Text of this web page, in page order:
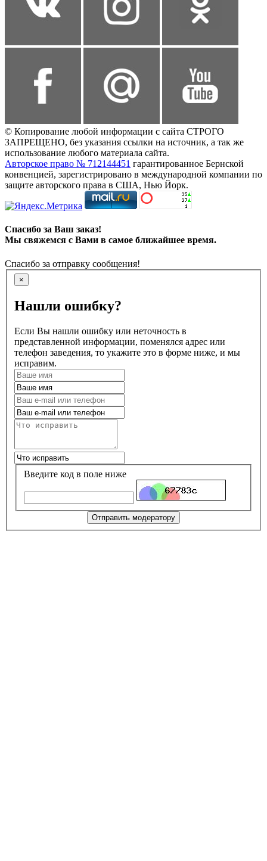
© Копирование любой информации с сайта СТРОГО
ЗАПРЕЩЕНО, без указания ссылки на источник, а так же
использование любого материала сайта.
Авторское право № 712144451 гарантированное Бернской
конвенцией, зарегистрировано в международной компании по
защите авторского права в США, Нью Йорк.
Спасибо за Ваш заказ!
Мы свяжемся с Вами в самое ближайшее время.
Спасибо за отправку сообщения!
×
Нашли ошибку?
Если Вы нашли ошибку или неточность в
представленной информации, поменялся адрес или
телефон заведения, то укажите это в форме ниже, и мы
исправим.
Введите код в поле ниже
Отправить модератору